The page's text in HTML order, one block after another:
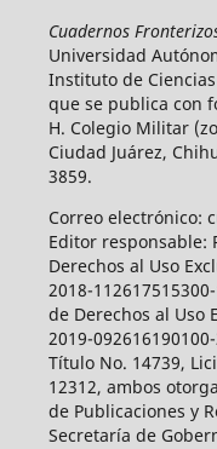
Cuadernos
Universidad
Instituto de
que se publica con
H. Colegio Militar
Ciudad Juárez,
3859.
Correo electrónico:
Editor responsable:
Derechos al Uso
2018-
de Derechos al Uso
2019-
Título No. 14739,
12312, ambos
de Publicaciones y
Secretaría de